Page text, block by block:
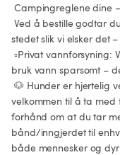
stedet slik vi elsker det
bruk vann sparsomt –
velkommen til å ta med
forhånd om at du tar
bånd/inngjerdet til
både mennesker og